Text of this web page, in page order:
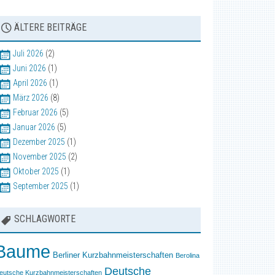
ÄLTERE BEITRÄGE
Juli 2026 (2)
Juni 2026 (1)
April 2026 (1)
März 2026 (8)
Februar 2026 (5)
Januar 2026 (5)
Dezember 2025 (1)
November 2025 (2)
Oktober 2025 (1)
September 2025 (1)
SCHLAGWORTE
Berliner Kurzbahnmeisterschaften Berolina
Kurzbahnmeisterschaften Deutsche